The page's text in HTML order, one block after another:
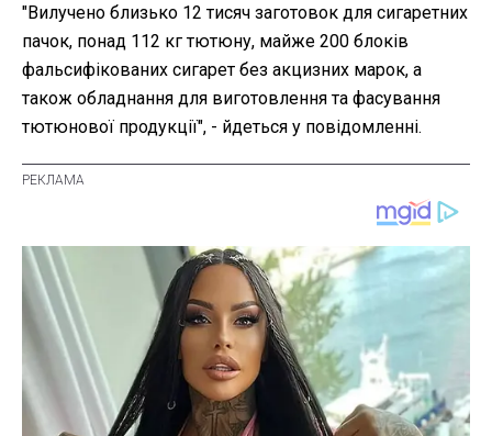
"Вилучено близько 12 тисяч заготовок для сигаретних
пачок, понад 112 кг тютюну, майже 200 блоків
фальсифікованих сигарет без акцизних марок, а
також обладнання для виготовлення та фасування
тютюнової продукції", - йдеться у повідомленні.